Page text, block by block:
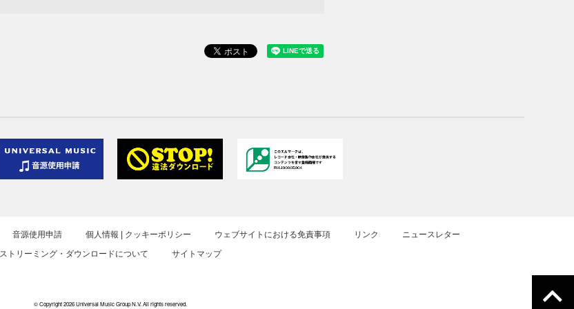
音源使用申請 個人情報 | クッキーポリシー ウェブサイトにおける免責事項 リンク ニュースレター
ストリーミング・ダウンロードについて サイトマップ
© Copyright 2026 Universal Music Group N.V. All rights reserved.